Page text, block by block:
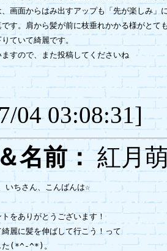
からはみ出すアップも「先が楽しみ」
す。肩から髪が前に枝垂れかかる様がとて
ていて綺麗です。
すので、また投稿してくださいね
04 03:08:31]
名前：紅
いちさん、こんばんは☆
をありがとうございます！
麗に髪を伸ばして行こう！って
た(*^-^*)。